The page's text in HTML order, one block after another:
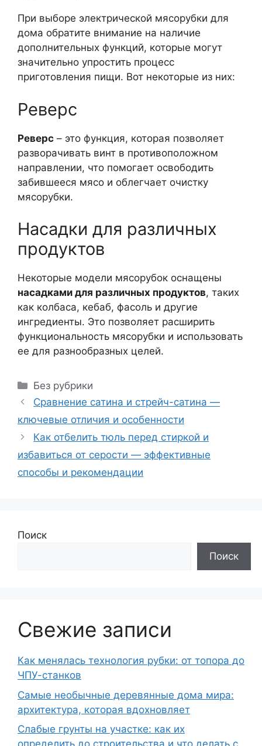
При выборе электрической мясорубки для
дома обратите внимание на наличие
дополнительных функций, которые могут
значительно упростить процесс
приготовления пищи. Вот некоторые из них:
Реверс
Реверс – это функция, которая позволяет
разворачивать винт в противоположном
направлении, что помогает освободить
забившееся мясо и облегчает очистку
мясорубки.
Насадки для различных
продуктов
Некоторые модели мясорубок оснащены
насадками для различных продуктов, таких
как колбаса, кебаб, фасоль и другие
ингредиенты. Это позволяет расширить
функциональность мясорубки и использовать
ее для разнообразных целей.
Рубрики
Без рубрики
Сравнение сатина и стрейч-сатина —
ключевые отличия и особенности
Как отбелить тюль перед стиркой и
избавиться от серости — эффективные
способы и рекомендации
Поиск
Поиск
Свежие записи
Как менялась технология рубки: от топора до
ЧПУ-станков
Самые необычные деревянные дома мира:
архитектура, которая вдохновляет
Слабые грунты на участке: как их
определить до строительства и что делать с